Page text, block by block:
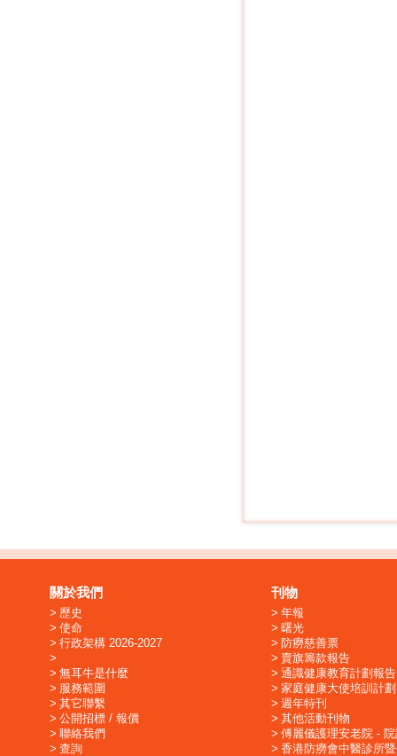
關於我們
歷史
使命
行政架構 2026-2027
無耳牛是什麼
服務範圍
其它聯繫
公開招標 / 報價
聯絡我們
查詢
刊物
年報
曙光
防癆慈善票
賣旗籌款報告
通識健康教育計劃報告
家庭健康大使培訓計劃
週年特刊
其他活動刊物
傅麗儀護理安老院 -
香港防癆會中醫診所